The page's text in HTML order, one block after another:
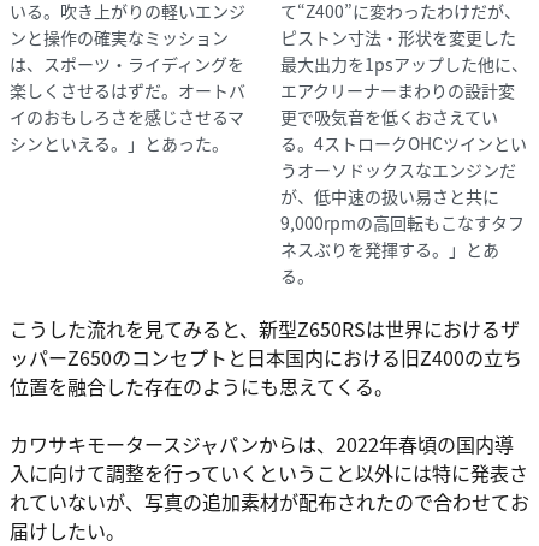
いる。吹き上がりの軽いエンジ
ンと操作の確実なミッション
は、スポーツ・ライディングを
楽しくさせるはずだ。オートバ
イのおもしろさを感じさせるマ
シンといえる。」とあった。
て“Z400”に変わったわけだが、
ピストン寸法・形状を変更した
最大出力を1psアップした他に、
エアクリーナーまわりの設計変
更で吸気音を低くおさえてい
る。4ストロークOHCツインとい
うオーソドックスなエンジンだ
が、低中速の扱い易さと共に
9,000rpmの高回転もこなすタフ
ネスぶりを発揮する。」とあ
る。
こうした流れを見てみると、新型Z650RSは世界におけるザ
ッパーZ650のコンセプトと日本国内における旧Z400の立ち
位置を融合した存在のようにも思えてくる。
カワサキモータースジャパンからは、2022年春頃の国内導
入に向けて調整を行っていくということ以外には特に発表さ
れていないが、写真の追加素材が配布されたので合わせてお
届けしたい。